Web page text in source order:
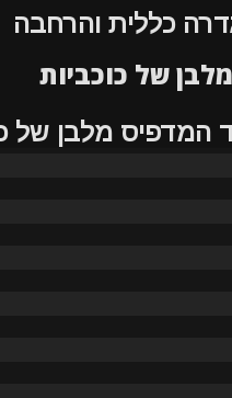
כללית והרחבה
המדפיס מלבן של